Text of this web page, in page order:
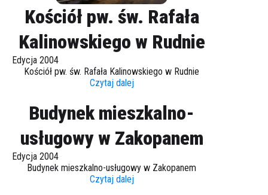
Kościół pw. św. Rafała
Kalinowskiego w Rudnie
Edycja 2004
Kościół pw. św. Rafała Kalinowskiego w Rudnie
Czytaj dalej
Budynek mieszkalno-
usługowy w Zakopanem
Edycja 2004
Budynek mieszkalno-usługowy w Zakopanem
Czytaj dalej